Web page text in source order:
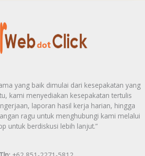
yang baik dimulai dari kesepakatan yang
kami menyediakan kesepakatan tertulis
laporan hasil kerja harian, hingga
ragu untuk menghubungi kami melalui
untuk berdiskusi lebih lanjut.”